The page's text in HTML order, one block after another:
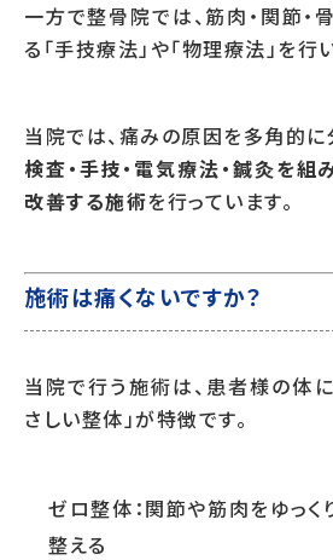
一方で整骨院では、筋肉・関節・
る「手技療法」や「物理療法」を行
当院では、痛みの原因を多角的に
検査・手技・電気療法・鍼灸を組
改善する施術を行っています。
施術は痛くないですか？
当院で行う施術は、患者様の体
さしい整体」が特徴です。
ゼロ整体：関節や筋肉をゆっく
整える